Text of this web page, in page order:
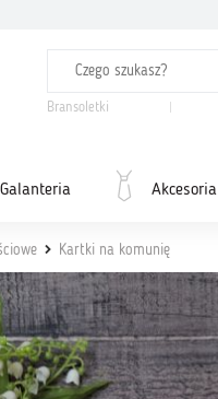
Bransoletki
Akcesoria
Kartki na komunię